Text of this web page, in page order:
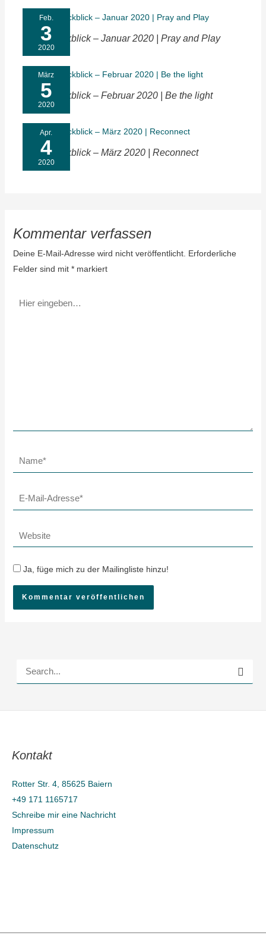
Feb.
3
2020
Monatsrückblick – Januar 2020 | Pray and Play
März
5
2020
Monatsrückblick – Februar 2020 | Be the light
Apr.
4
2020
Monatsrückblick – März 2020 | Reconnect
Kommentar verfassen
Deine E-Mail-Adresse wird nicht veröffentlicht. Erforderliche
Felder sind mit *markiert
Name*
E-
Mail-
Website
Ja, füge mich zu der Mailingliste hinzu!
c
n
a
c
h
:
Kontakt
Rotter Str. 4, 85625 Baiern
+49 171 1165717
Schreibe mir eine Nachricht
Impressum
Datenschutz